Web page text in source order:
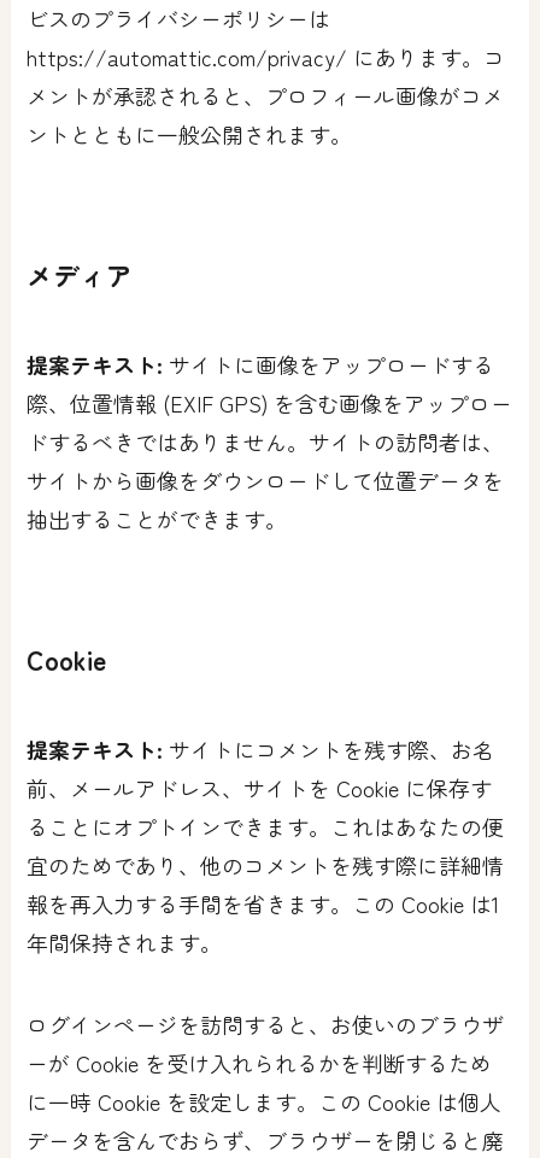
ビスのプライバシーポリシーは
https://automattic.com/privacy/ にあります。コ
メントが承認されると、プロフィール画像がコメ
ントとともに一般公開されます。
メディア
提案テキスト: サイトに画像をアップロードする
際、位置情報 (EXIF GPS) を含む画像をアップロー
ドするべきではありません。サイトの訪問者は、
サイトから画像をダウンロードして位置データを
抽出することができます。
Cookie
提案テキスト: サイトにコメントを残す際、お名
前、メールアドレス、サイトを Cookie に保存す
ることにオプトインできます。これはあなたの便
宜のためであり、他のコメントを残す際に詳細情
報を再入力する手間を省きます。この Cookie は1
年間保持されます。
ログインページを訪問すると、お使いのブラウザ
ーが Cookie を受け入れられるかを判断するため
に一時 Cookie を設定します。この Cookie は個人
データを含んでおらず、ブラウザーを閉じると廃